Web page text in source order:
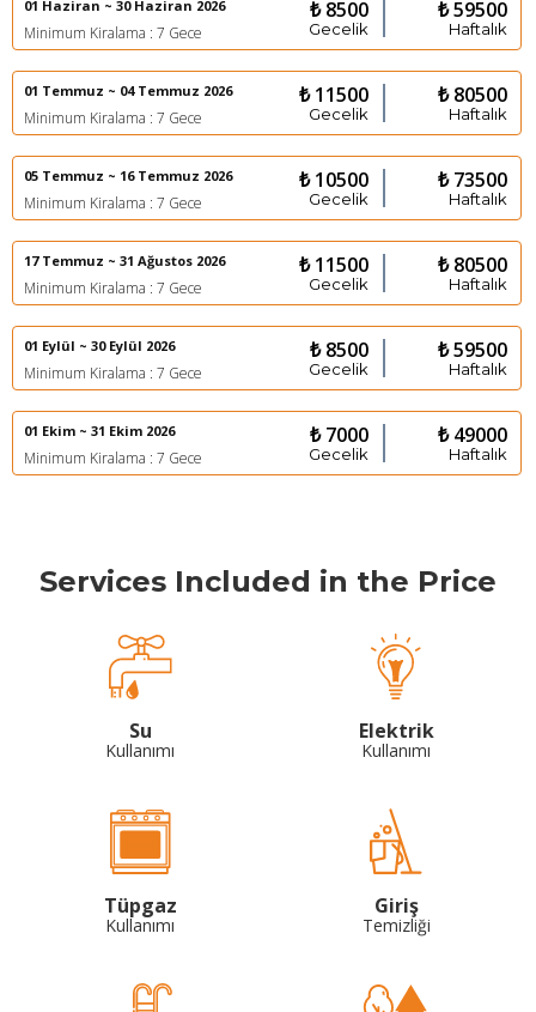
01 Haziran ~ 30 Haziran 2026
Minimum Kiralama : 7 Gece
₺ 8500
Gecelik
₺ 59500
Haftalık
01 Temmuz ~ 04 Temmuz 2026
Minimum Kiralama : 7 Gece
₺ 11500
Gecelik
₺ 80500
Haftalık
05 Temmuz ~ 16 Temmuz 2026
Minimum Kiralama : 7 Gece
₺ 10500
Gecelik
₺ 73500
Haftalık
17 Temmuz ~ 31 Ağustos 2026
Minimum Kiralama : 7 Gece
₺ 11500
Gecelik
₺ 80500
Haftalık
01 Eylül ~ 30 Eylül 2026
Minimum Kiralama : 7 Gece
₺ 8500
Gecelik
₺ 59500
Haftalık
01 Ekim ~ 31 Ekim 2026
Minimum Kiralama : 7 Gece
₺ 7000
Gecelik
₺ 49000
Haftalık
Services Included in the Price
Su
Kullanımı
Elektrik
Kullanımı
Tüpgaz
Kullanımı
Giriş
Temizliği